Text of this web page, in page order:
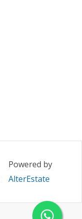
Powered by
AlterEstate